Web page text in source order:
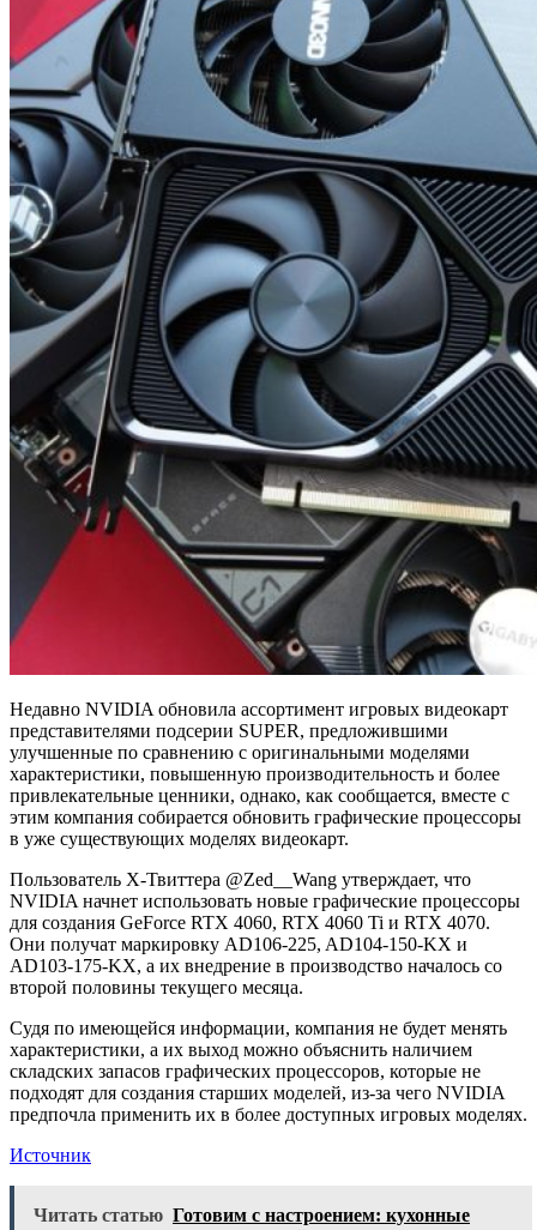
Недавно NVIDIA обновила ассортимент игровых видеокарт
представителями подсерии SUPER, предложившими
улучшенные по сравнению с оригинальными моделями
характеристики, повышенную производительность и более
привлекательные ценники, однако, как сообщается, вместе с
этим компания собирается обновить графические процессоры
в уже существующих моделях видеокарт.
Пользователь X-Твиттера @Zed__Wang утверждает, что
NVIDIA начнет использовать новые графические процессоры
для создания GeForce RTX 4060, RTX 4060 Ti и RTX 4070.
Они получат маркировку AD106-225, AD104-150-KX и
AD103-175-KX, а их внедрение в производство началось со
второй половины текущего месяца.
Судя по имеющейся информации, компания не будет менять
характеристики, а их выход можно объяснить наличием
складских запасов графических процессоров, которые не
подходят для создания старших моделей, из-за чего NVIDIA
предпочла применить их в более доступных игровых моделях.
Источник
Читать статью Готовим с настроением: кухонные